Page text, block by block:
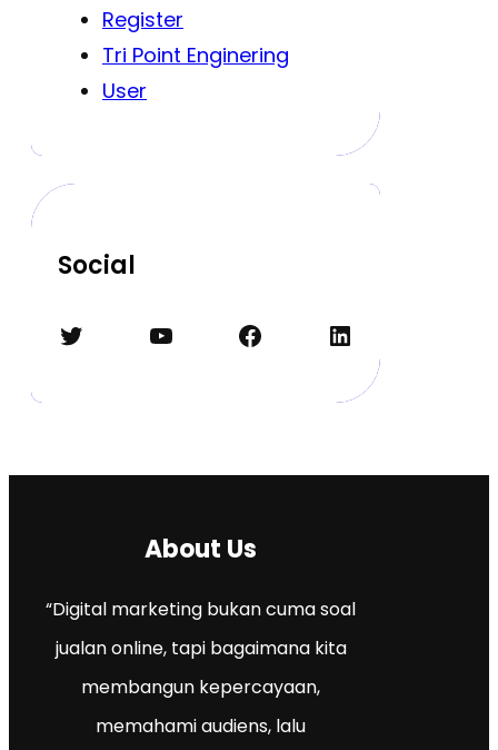
Register
Tri Point Enginering
User
Social
Twitter YouTube Facebook LinkedIn
About Us
“Digital marketing bukan cuma soal
jualan online, tapi bagaimana kita
membangun kepercayaan,
memahami audiens, lalu